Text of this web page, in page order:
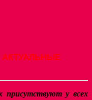
присутствуют у всех